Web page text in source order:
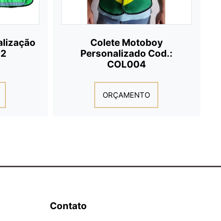
Colete Motoboy
Personalizado Cod.:
COL004
ORÇAMENTO
Contato